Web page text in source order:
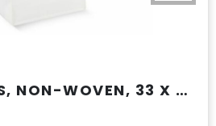
R-PET KOELTAS, NON-WOVEN, 33 X 25,5 X 37 CM, 75 G/M²